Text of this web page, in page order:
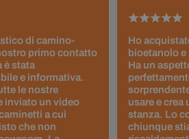
di camino-
primo contatto
è stata
e informativa.
le nostre
inviato un video
a cui
che non
Ho
bioetanolo
Ha un
usare e crea
stanza. Lo
chiunque